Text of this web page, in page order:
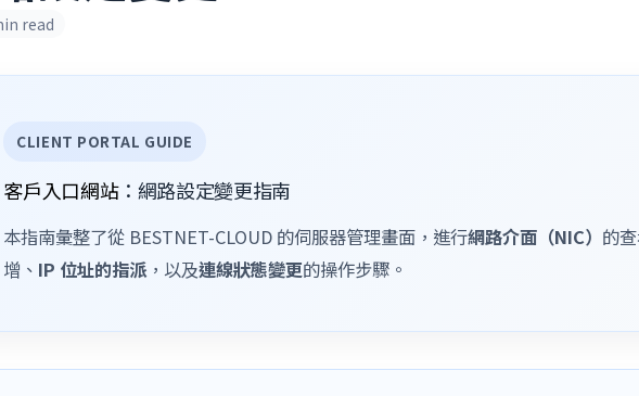
read
CLIENT PORTAL GUIDE
客戶入口網站：網路設定變更指南
本指南彙整了從 BESTNET-CLOUD 的伺服器管理畫面，進行網路介面（NIC） 的
增、 IP 位址的指派，以及連線狀態變更的操作步驟。